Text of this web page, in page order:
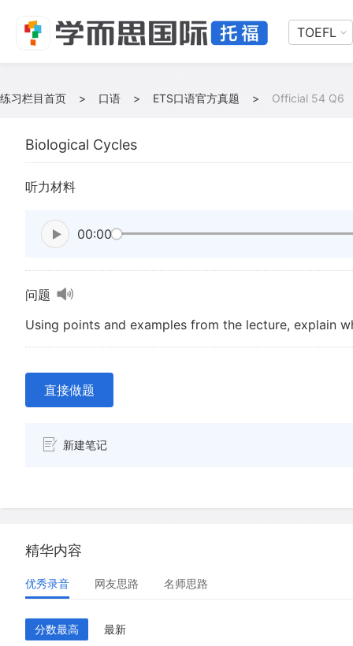
TOEFL
练习栏目首页 > 口语 > ETS口语官方真题 > Official 54 Q6
Biological Cycles
听力材料
00:00
问题
Using points and examples from the lecture, explain
直接做题
新建笔记
精华内容
优秀录音 网友思路 名师思路
分数最高 最新